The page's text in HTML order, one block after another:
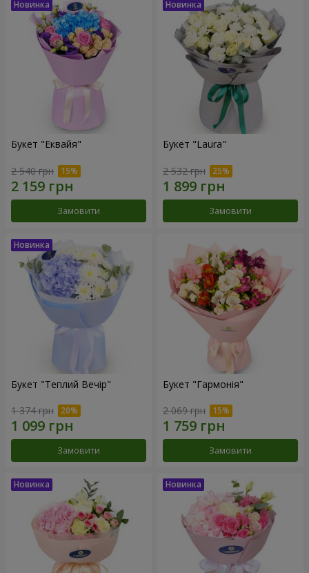
Букет "Еквайя"
2 540 грн
Замовити
Букет "Laura"
2 532 грн
Замовити
Букет "Теплий Вечір"
1 374 грн
Замовити
Букет "Гармонія"
2 069 грн
Замовити